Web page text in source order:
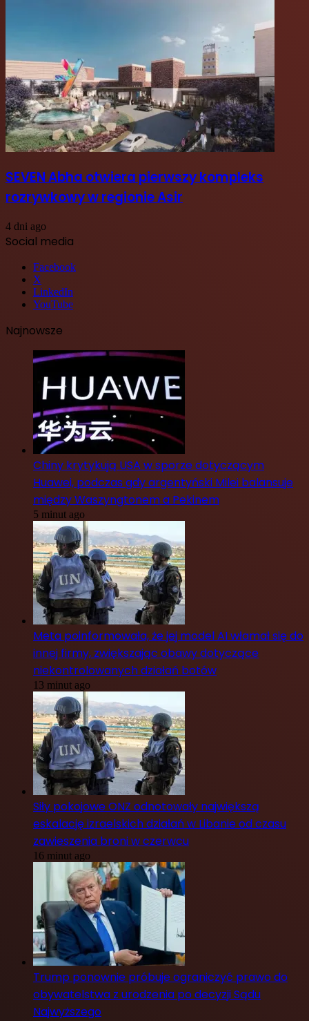
SEVEN Abha otwiera pierwszy kompleks
rozrywkowy w regionie Asir
4 dni ago
Social media
Facebook
X
LinkedIn
YouTube
Najnowsze
Chiny krytykują USA w sporze dotyczącym
Huawei, podczas gdy argentyński Milei balansuje
między Waszyngtonem a Pekinem
5 minut ago
Meta poinformowała, że jej model AI włamał się do
innej firmy, zwiększając obawy dotyczące
niekontrolowanych działań botów
13 minut ago
Siły pokojowe ONZ odnotowały największą
eskalację izraelskich działań w Libanie od czasu
zawieszenia broni w czerwcu
16 minut ago
Trump ponownie próbuje ograniczyć prawo do
obywatelstwa z urodzenia po decyzji Sądu
Najwyższego